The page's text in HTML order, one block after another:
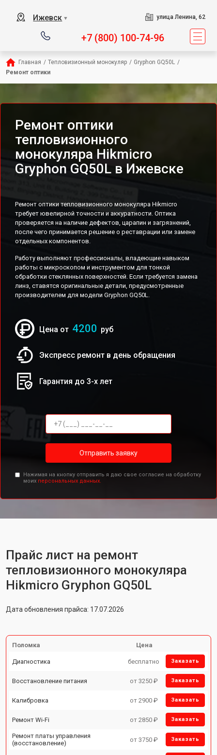
Ижевск ▼ улица Ленина, 62
+7 (800) 100-74-96
Главная / Тепловизионный монокуляр / Gryphon GQ50L /
Ремонт оптики
Ремонт оптики
тепловизионного
монокуляра Hikmicro
Gryphon GQ50L в Ижевске
Ремонт оптики тепловизионного монокуляра Hikmicro
требует ювелирной точности и аккуратности. Оптика
проверяется на наличие дефектов, царапин и загрязнений,
после чего принимается решение о реставрации или замене
отдельных компонентов.
Работу выполняют профессионалы, владеющие навыком
работы с микроскопом и инструментом для тонкой
обработки стеклянных поверхностей. Если требуется замена
линз, ставятся оригинальные детали, предусмотренные
производителем для модели Gryphon GQ50L.
Цена от 4200 руб
Экспресс ремонт в день обращения
Гарантия до 3-х лет
Отправить заявку
Нажимая на кнопку отправить я даю свое согласие на обработку
моих персональных данных.
Прайс лист на ремонт
тепловизионного монокуляра
Hikmicro Gryphon GQ50L
Дата обновления прайса: 17.07.2026
Поломка Цена
Диагностика бесплатно Заказать
Восстановление питания от 3250 ₽ Заказать
Калибровка от 2900 ₽ Заказать
Ремонт Wi-Fi от 2850 ₽ Заказать
Ремонт платы управления
(восстановление)
от 3750 ₽ Заказать